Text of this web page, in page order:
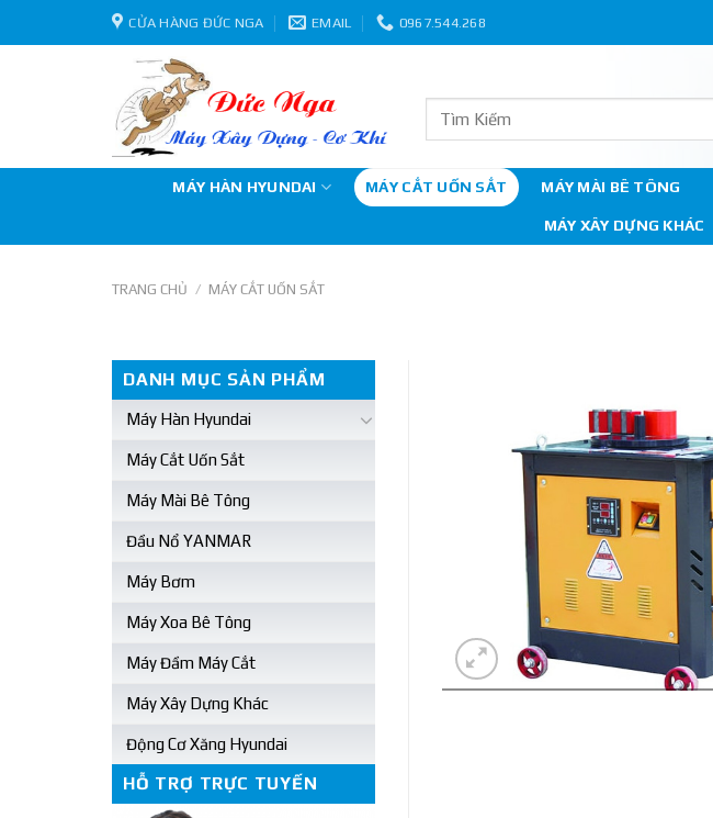
to
CỬA HÀNG ĐỨC NGA EMAIL 0967.544.268
MÁY HÀN HYUNDAI MÁY CẮT UỐN SẮT MÁY MÀI BÊ TÔNG
MÁY XÂY DỰNG KHÁC
TRANG CHỦ / MÁY CẮT UỐN SẮT
DANH MỤC SẢN PHẨM
Máy Hàn Hyundai
Máy Cắt Uốn Sắt
Máy Mài Bê Tông
Đầu Nổ YANMAR
Máy Bơm
Máy Xoa Bê Tông
Máy Đầm Máy Cắt
Máy Xây Dựng Khác
Động Cơ Xăng Hyundai
HỖ TRỢ TRỰC TUYẾN